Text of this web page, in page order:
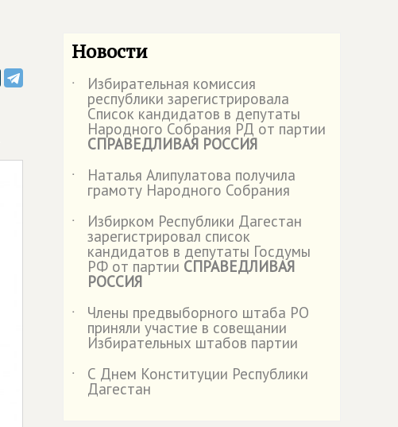
Новости
˙ Избирательная комиссия
республики зарегистрировала
Список кандидатов в депутаты
Народного Собрания РД от партии
СПРАВЕДЛИВАЯ РОССИЯ
˙
Наталья Алипулатова получила
грамоту Народного Собрания
˙
Избирком Республики Дагестан
зарегистрировал список
кандидатов в депутаты Госдумы
РФ от партии СПРАВЕДЛИВАЯ
РОССИЯ
˙
Члены предвыборного штаба РО
приняли участие в совещании
Избирательных штабов партии
˙
С Днем Конституции Республики
Дагестан